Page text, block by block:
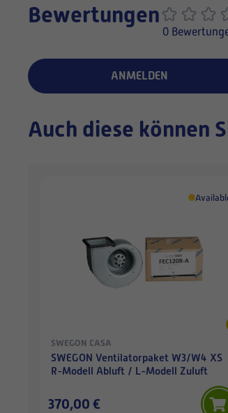
Bewertungen
0
ANMELDEN
Auch diese können
SWEGON CASA
SWEGON Ventilatorpaket W3/W4 XS
R-Modell Abluft / L-Modell Zuluft
370,00 €